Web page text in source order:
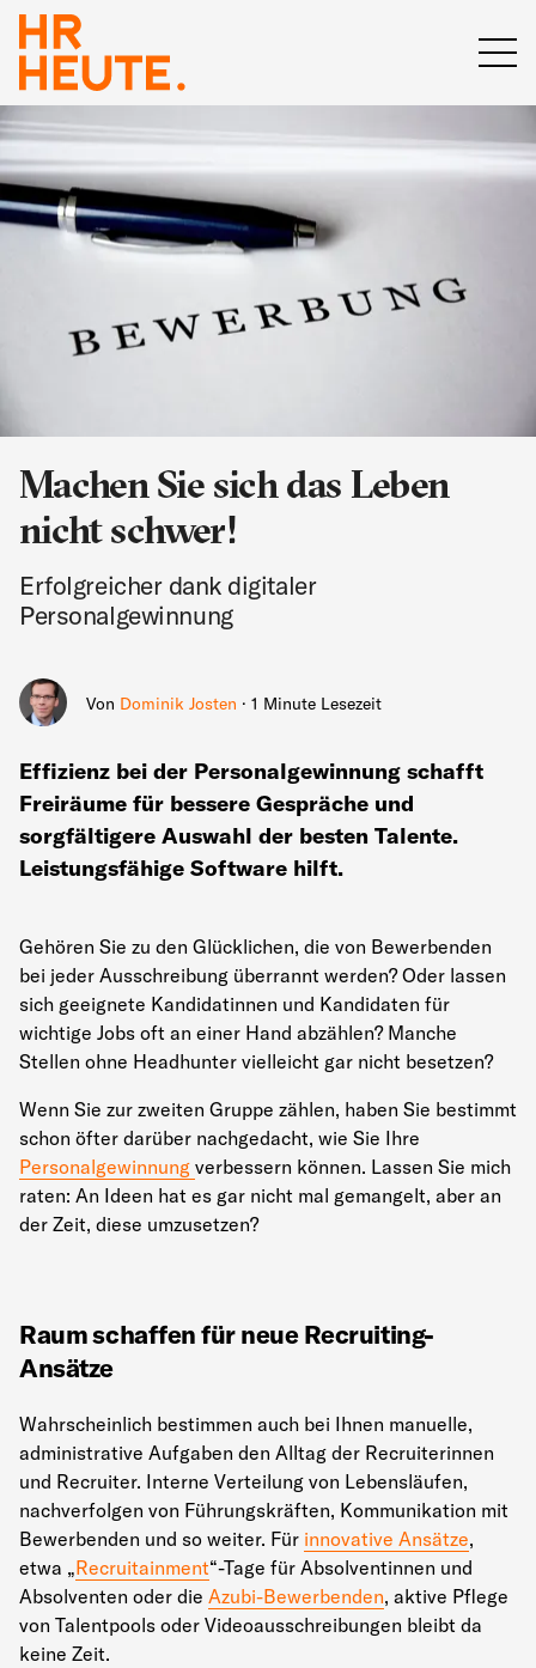
Machen Sie sich das Leben
nicht schwer!
Erfolgreicher dank digitaler
Personalgewinnung
Von Dominik Josten · 1 Minute Lesezeit
Effizienz bei der Personalgewinnung schafft
Freiräume für bessere Gespräche und
sorgfältigere Auswahl der besten Talente.
Leistungsfähige Software hilft.
Gehören Sie zu den Glücklichen, die von Bewerbenden
bei jeder Ausschreibung überrannt werden? Oder lassen
sich geeignete Kandidatinnen und Kandidaten für
wichtige Jobs oft an einer Hand abzählen? Manche
Stellen ohne Headhunter vielleicht gar nicht besetzen?
Wenn Sie zur zweiten Gruppe zählen, haben Sie bestimmt
schon öfter darüber nachgedacht, wie Sie Ihre
Personalgewinnung verbessern können. Lassen Sie mich
raten: An Ideen hat es gar nicht mal gemangelt, aber an
der Zeit, diese umzusetzen?
Raum schaffen für neue Recruiting-
Ansätze
Wahrscheinlich bestimmen auch bei Ihnen manuelle,
administrative Aufgaben den Alltag der Recruiterinnen
und Recruiter. Interne Verteilung von Lebensläufen,
nachverfolgen von Führungskräften, Kommunikation mit
Bewerbenden und so weiter. Für innovative Ansätze,
etwa „Recruitainment“-Tage für Absolventinnen und
Absolventen oder die Azubi-Bewerbenden, aktive Pflege
von Talentpools oder Videoausschreibungen bleibt da
keine Zeit.